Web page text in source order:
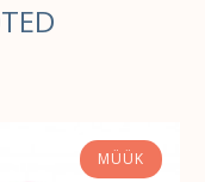
MÜÜK